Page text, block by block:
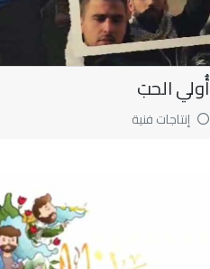
أُولي الحبَ
إنتاجات فنية